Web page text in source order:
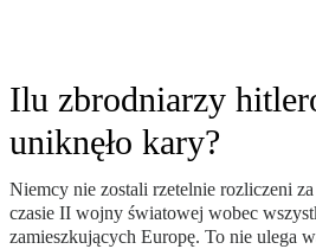
Ilu zbrodniarzy
uniknęło kary?
Niemcy nie zostali rzetelnie rozliczeni
czasie II wojny światowej wobec
zamieszkujących Europę. To nie ulega